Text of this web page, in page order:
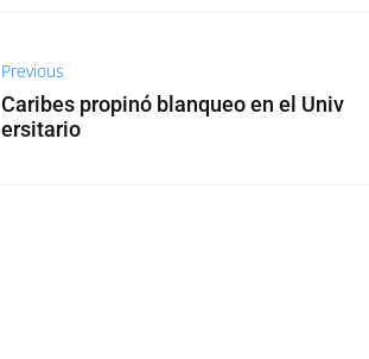
Previous
Caribes propinó blanqueo en el Univ
ersitario